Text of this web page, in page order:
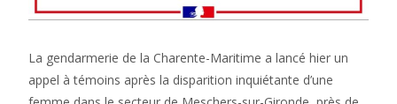
La gendarmerie de la Charente-Maritime a lancé hier un
appel à témoins après la disparition inquiétante d’une